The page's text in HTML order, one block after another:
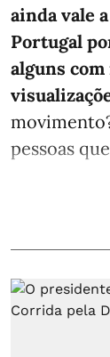
ainda vale
Portugal
alguns
pessoas